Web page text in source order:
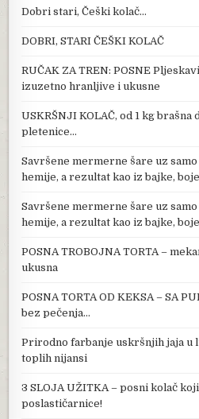
Dobri stari, Češki kolač…
DOBRI, STARI ČEŠKI KOLAČ
RUČAK ZA TREN: POSNE
izuzetno hranljive i ukusne
USKRŠNJI KOLAČ, od 1 kg
pletenice…
Savršene mermerne šare uz
hemije, a rezultat kao iz bajke,
Savršene mermerne šare uz
hemije, a rezultat kao iz bajke,
POSNA TROBOJNA TORTA –
ukusna
POSNA TORTA OD KEKSA – SA
bez pečenja…
Prirodno farbanje uskršnjih jaja u
toplih nijansi
3 SLOJA UŽITKA – posni kolač
poslastičarnice!